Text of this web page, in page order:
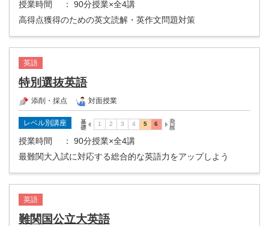
授業時間
： 90分授業×全4講
高得点獲得のための英文読解・英作文問題対策
英語
特別選抜英語
添削・採点 対面授業
レベル別講座
授業時間
： 90分授業×全4講
最難関大入試に対応する総合的な英語力をアップしよう
英語
難関国公立大英語